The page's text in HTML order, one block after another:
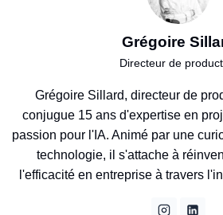
Grégoire
Directeur de
Grégoire Sillard, directeur de
conjugue 15 ans d'expertise en
passion pour l'IA. Animé par une
technologie, il s'attache à
l'efficacité en entreprise à travers